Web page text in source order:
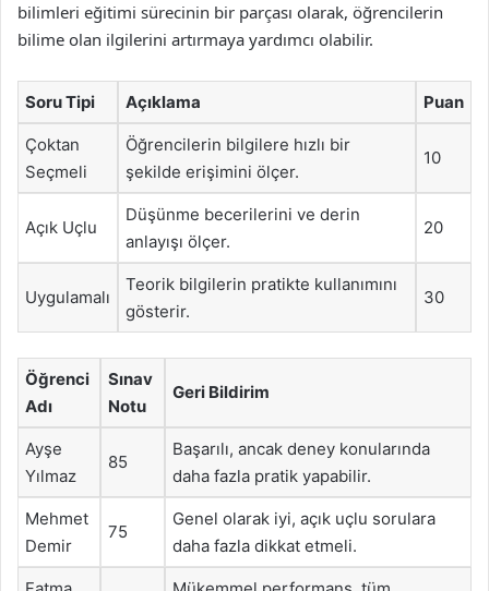
bilimleri eğitimi sürecinin bir parçası olarak, öğrencilerin
bilime olan ilgilerini artırmaya yardımcı olabilir.
Soru Tipi Açıklama Puan
Çoktan
Seçmeli
Öğrencilerin bilgilere hızlı bir
şekilde erişimini ölçer.
10
Açık Uçlu
Düşünme becerilerini ve derin
anlayışı ölçer.
20
Uygulamalı
Teorik bilgilerin pratikte kullanımını
gösterir.
30
Öğrenci
Adı
Sınav
Notu
Geri Bildirim
Ayşe
Yılmaz
85
Başarılı, ancak deney konularında
daha fazla pratik yapabilir.
Mehmet
Demir
75
Genel olarak iyi, açık uçlu sorulara
daha fazla dikkat etmeli.